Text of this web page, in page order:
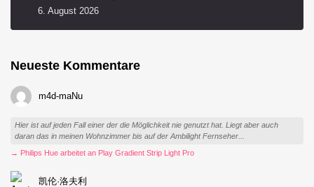
6. August 2026
Neueste Kommentare
m4d-maNu
Hier ist auf jeden Fall einer der die Möglichkeit nie genutzt hat. Liegt aber auch
daran das in meinen Wohnzimmer bis auf der Ambilight Fernseher...
→ Philips Hue arbeitet an Play Gradient Strip Light Pro
凯伦·洛夫利